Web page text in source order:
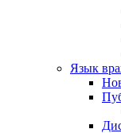
Язык